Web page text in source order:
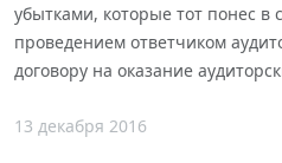
убытками, которые тот понес в
проведением ответчиком
договору на оказание
13 декабря 2016